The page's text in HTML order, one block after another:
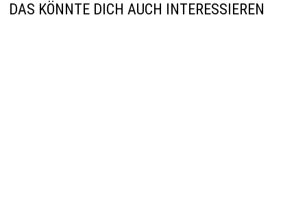
DAS KÖNNTE DICH AUCH INTERESSIEREN